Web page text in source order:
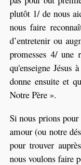
plutôt 1/ de nous
nous faire
d’entretenir ou
promesses 4/ une
qu'enseigne Jésus
donne ensuite et
Notre Père ».
Si nous prions
amour (ou notre
pour trouver
nous voulons faire